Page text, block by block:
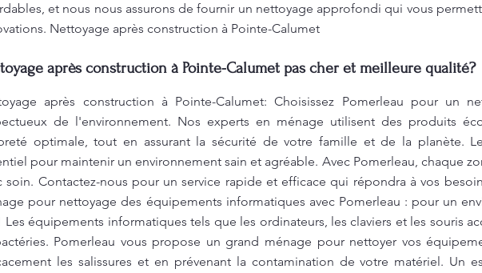
et nous nous assurons de fournir un nettoyage approfondi qui vous
Nettoyage après construction à Pointe-Calumet
après construction à Pointe-Calumet pas cher et meilleure qualité?
après construction à Pointe-Calumet: Choisissez Pomerleau pour un
de l'environnement. Nos experts en ménage utilisent des produits
optimale, tout en assurant la sécurité de votre famille et de la planète.
pour maintenir un environnement sain et agréable. Avec Pomerleau, chaque
soin. Contactez-nous pour un service rapide et efficace qui répondra à vos
pour nettoyage des équipements informatiques avec Pomerleau : pour un
Les équipements informatiques tels que les ordinateurs, les claviers et les souris
Pomerleau vous propose un grand ménage pour nettoyer vos
les salissures et en prévenant la contamination de votre matériel. Un